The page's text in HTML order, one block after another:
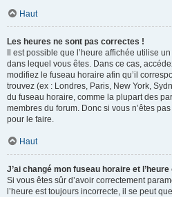
Haut
Les heures ne sont pas correctes !
Il est possible que l’heure affichée utilise
dans lequel vous êtes. Dans ce cas,
modifiez le fuseau horaire afin qu’il
trouvez (ex : Londres, Paris, New York,
du fuseau horaire, comme la plupart des
membres du forum. Donc si vous n’êtes
pour le faire.
Haut
J’ai changé mon fuseau horaire et
Si vous êtes sûr d’avoir correctement
l’heure est toujours incorrecte, il se peut